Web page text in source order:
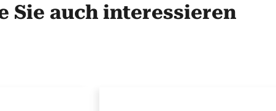
Sie auch interessieren